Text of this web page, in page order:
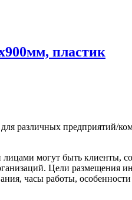
пластик
различных предприятий/
могут быть клиенты,
Цели размещения
часы работы,